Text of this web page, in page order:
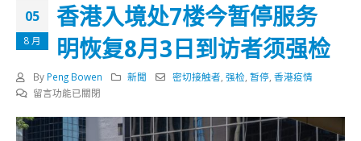
05
8 月
香港入境处7楼今暂停服务
明恢复8月3日到访者须强检
By Peng Bowen 新聞 密切接触者,强检,暂停,香港疫情
在
港
留言功能已關閉